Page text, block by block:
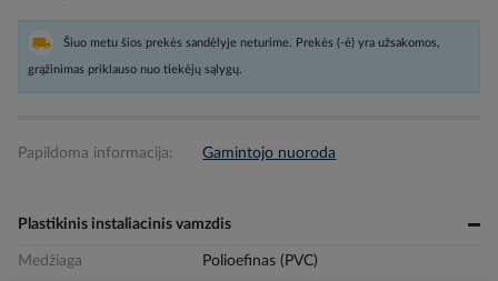
Šiuo metu šios prekės sandėlyje neturime. Prekės (-ė) yra užsakomos,
grąžinimas priklauso nuo tiekėjų sąlygų.
Papildoma informacija: Gamintojo nuoroda
Plastikinis instaliacinis vamzdis
Medžiaga
Polioefinas (PVC)